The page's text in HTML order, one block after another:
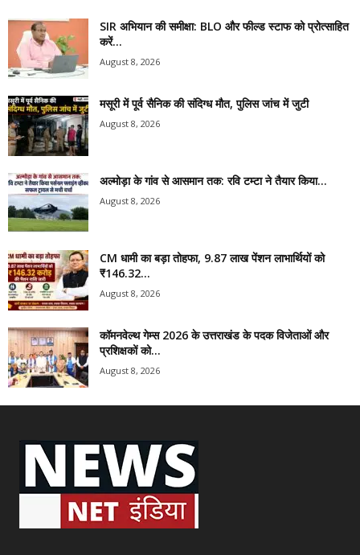
SIR अभियान की समीक्षा: BLO और फील्ड स्टाफ को प्रोत्साहित
करें...
August 8, 2026
मसूरी में पूर्व सैनिक की संदिग्ध मौत, पुलिस जांच में जुटी
August 8, 2026
अल्मोड़ा के गांव से आसमान तक: रवि टम्टा ने तैयार किया...
August 8, 2026
CM धामी का बड़ा तोहफा, 9.87 लाख पेंशन लाभार्थियों को
₹146.32...
August 8, 2026
कॉमनवेल्थ गेम्स 2026 के उत्तराखंड के पदक विजेताओं और
प्रशिक्षकों को...
August 8, 2026